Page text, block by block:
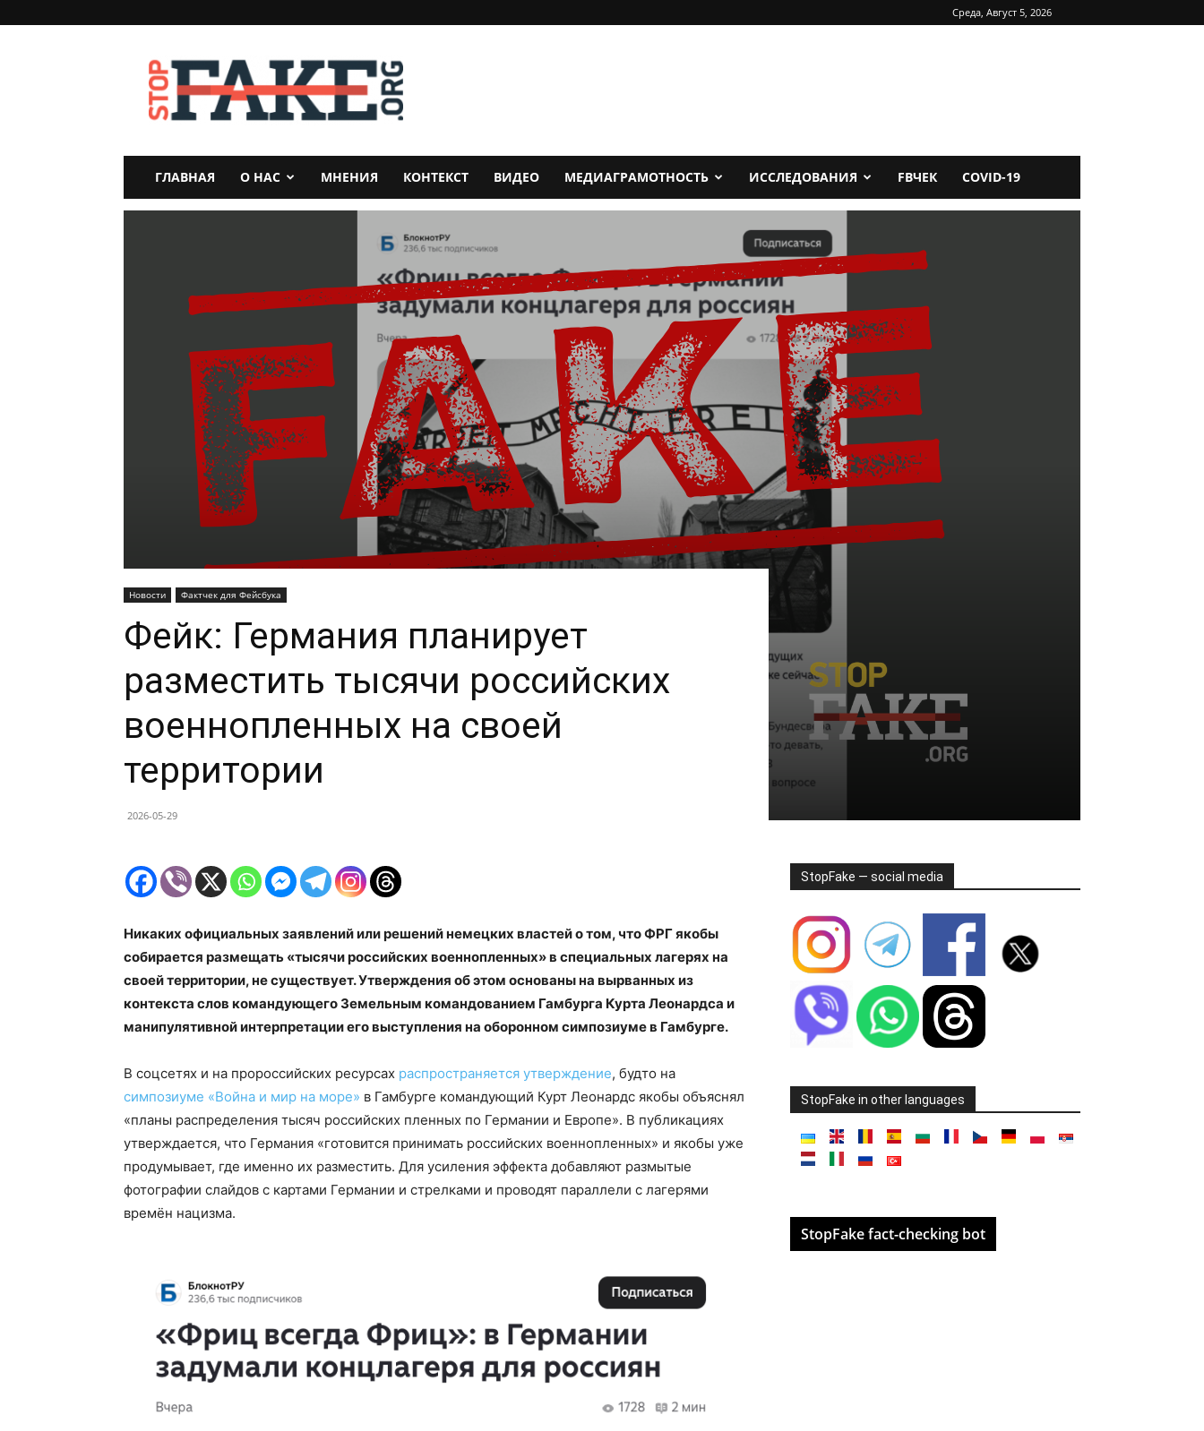
Среда, Август 5, 2026
StopFake
ГЛАВНАЯ О НАС МНЕНИЯ КОНТЕКСТ ВИДЕО МЕДИАГРАМОТНОСТЬ ИССЛЕДОВАНИЯ FBЧЕК COVID-19
Новости Фактчек для Фейсбука
Фейк: Германия планирует
разместить тысячи российских
военнопленных на своей
территории
2026-05-29
Никаких официальных заявлений или решений немецких властей о том, что ФРГ якобы
собирается размещать «тысячи российских военнопленных» в специальных лагерях на
своей территории, не существует.Утверждения об этом основаны на вырванных из
контекста слов командующего Земельным командованием Гамбурга Курта Леонардса и
манипулятивной интерпретации его выступления на оборонном симпозиуме в Гамбурге.
В соцсетях и на пророссийских ресурсах распространяется утверждение, будто на
симпозиуме «Война и мир на море» в Гамбурге командующий Курт Леонардс якобы объяснял
«планы распределения тысяч российских пленных по Германии и Европе». В публикациях
утверждается, что Германия «готовится принимать российских военнопленных» и якобы уже
продумывает, где именно их разместить. Для усиления эффекта добавляют размытые
фотографии слайдов с картами Германии и стрелками и проводят параллели с лагерями
времён нацизма.
StopFake — social media
StopFake in other languages
StopFake fact-checking bot